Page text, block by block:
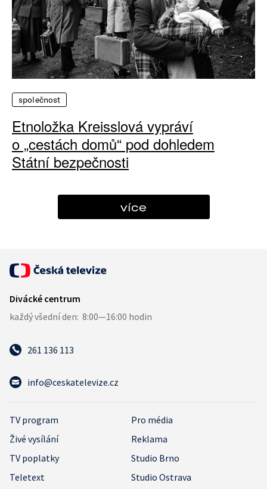
společnost
Etnoložka Kreisslová vypráví
o „cestách domů“ pod dohledem
Státní bezpečnosti
více
261 136 113
info@ceskatelevize.cz
TV program
Pro média
Živé vysílání
Reklama
TV poplatky
Studio Brno
Teletext
Studio Ostrava